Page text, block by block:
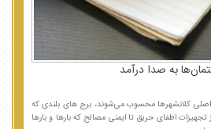
به صدا درآمد
اصلی کلانشهرها محسوب می‌شوند، برج های بلندی که
اطفای حریق تا ایمنی مصالح که بارها و بارها